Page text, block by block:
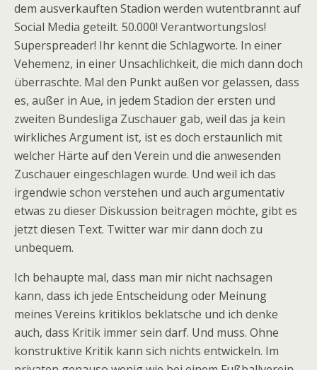
dem ausverkauften Stadion werden wutentbrannt auf
Social Media geteilt. 50.000! Verantwortungslos!
Superspreader! Ihr kennt die Schlagworte. In einer
Vehemenz, in einer Unsachlichkeit, die mich dann doch
überraschte. Mal den Punkt außen vor gelassen, dass
es, außer in Aue, in jedem Stadion der ersten und
zweiten Bundesliga Zuschauer gab, weil das ja kein
wirkliches Argument ist, ist es doch erstaunlich mit
welcher Härte auf den Verein und die anwesenden
Zuschauer eingeschlagen wurde. Und weil ich das
irgendwie schon verstehen und auch argumentativ
etwas zu dieser Diskussion beitragen möchte, gibt es
jetzt diesen Text. Twitter war mir dann doch zu
unbequem.
Ich behaupte mal, dass man mir nicht nachsagen
kann, dass ich jede Entscheidung oder Meinung
meines Vereins kritiklos beklatsche und ich denke
auch, dass Kritik immer sein darf. Und muss. Ohne
konstruktive Kritik kann sich nichts entwickeln. Im